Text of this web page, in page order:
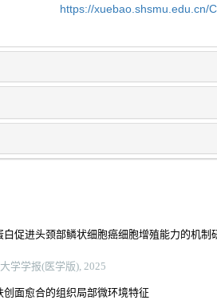
https://xuebao.shsmu.edu.cn/
白促进头颈部鳞状细胞癌细胞增殖能力的机制
学学报(医学版), 2025
创面愈合的组织局部微环境特征